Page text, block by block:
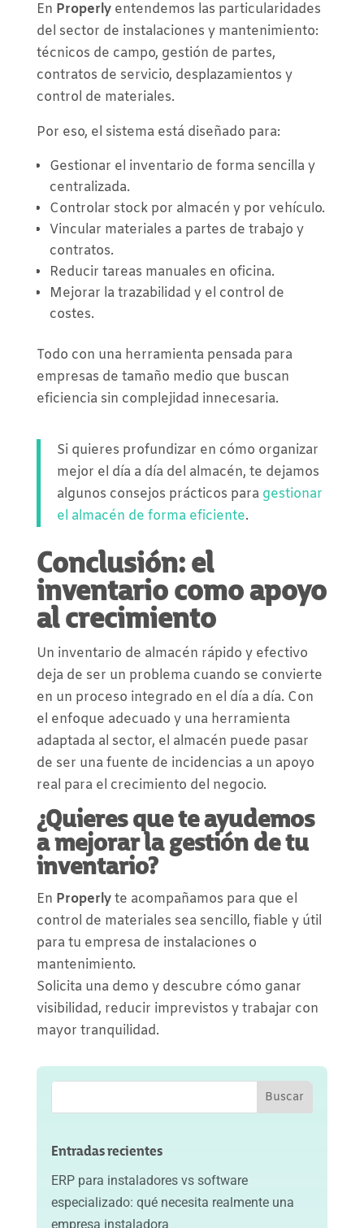
En Properlyentendemos las particularidades
del sector de instalaciones y mantenimiento:
técnicos de campo, gestión de partes,
contratos de servicio, desplazamientos y
control de materiales.
Por eso, el sistema está diseñado para:
Gestionar el inventario de forma sencilla y
centralizada.
Controlar stock por almacén y por vehículo.
Vincular materiales a partes de trabajo y
contratos.
Reducir tareas manuales en oficina.
Mejorar la trazabilidad y el control de
costes.
Todo con una herramienta pensada para
empresas de tamaño medio que buscan
eficiencia sin complejidad innecesaria.
Si quieres profundizar en cómo organizar
mejor el día a día del almacén, te dejamos
algunos consejos prácticos para gestionar
el almacén de forma eficiente.
Conclusión: el
inventario como apoyo
al crecimiento
Un inventario de almacén rápido y efectivo
deja de ser un problema cuando se convierte
en un proceso integrado en el día a día. Con
el enfoque adecuado y una herramienta
adaptada al sector, el almacén puede pasar
de ser una fuente de incidencias a un apoyo
real para el crecimiento del negocio.
¿Quieres que te ayudemos
a mejorar la gestión de tu
inventario?
En Properlyte acompañamos para que el
control de materiales sea sencillo, fiable y útil
para tu empresa de instalaciones o
mantenimiento.
Solicita una demo y descubre cómo ganar
visibilidad, reducir imprevistos y trabajar con
mayor tranquilidad.
Entradas recientes
ERP para instaladores vs software
especializado: qué necesita realmente una
empresa instaladora